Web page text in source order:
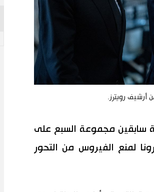
أرشيف رويترز.
سابقين مجموعة السبع على
لمنع الفيروس من التحور